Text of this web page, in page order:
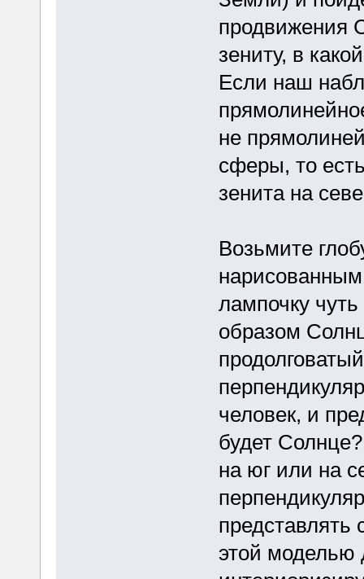
продвижения
зениту, в
Если наш
не
сферы, то
зенита на
Возьмите
нарисованным
лампочку
образом
человек, и
будет
на юг или на
представлять
этой моделью